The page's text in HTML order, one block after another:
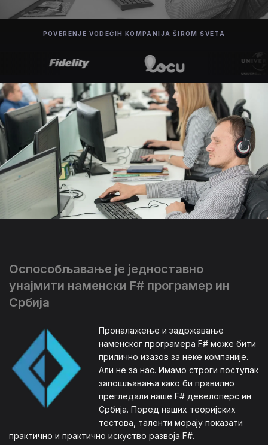
POVERENJE VODEĆIH KOMPANIJA ŠIROM SVETA
Оспособљавање је једноставно
унајмити наменски F# програмер ин
Србија
Проналажење и задржавање
наменског програмера F# може бити
прилично изазов за неке компаније.
Али не за нас. Имамо строги поступак
запошљавања како би правилно
прегледали наше F# девелоперс ин
Србија. Поред наших теоријских
тестова, таленти морају показати
практично и практично искуство развоја F#.